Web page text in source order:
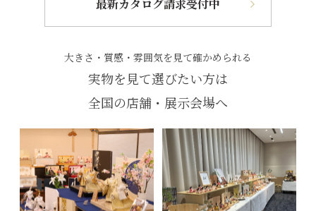
最新カタログ請求受付中
大きさ・質感・雰囲気を見て確かめられる
実物を見て選びたい方は
全国の店舗・展示会場へ